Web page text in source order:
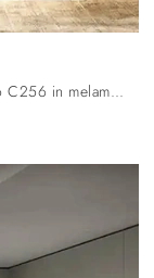
Ti presentiamo l'armadio Libeccio Combinato C256 in melaminico di Moretti Compact Giorno Notte! Un ricco catalogo di armadi a muro con ante ...